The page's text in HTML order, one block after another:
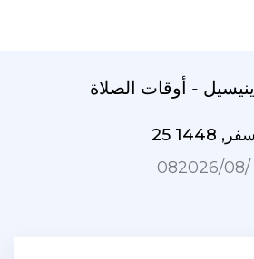
- أوقات الصلاة
25 سفر, 1448
08‏/08‏/2026